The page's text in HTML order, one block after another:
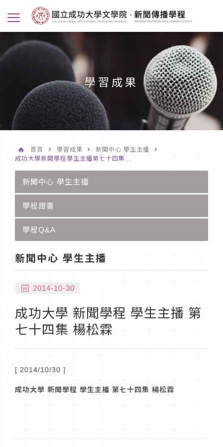
學習成果
首頁 學習成果
新聞中心 學生主播
成功大學新聞學程學生主播第七十四集...
新聞中心 學生主播
學程證書
學程Q&A
新聞中心 學生主播
2014-10-30
成功大學 新聞學程 學生主播 第
七十四集 楊松霖
[ 2014/10/30 ]
成功大學 新聞學程 學生主播 第七十四集 楊松霖